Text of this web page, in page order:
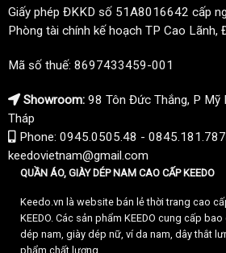
Giấy phép ĐKKD số 51A8016642 cấp
Phòng tài chính kế hoạch TP Cao Lãnh,
Mã số thuế: 8697433459-001
Showroom: 98 Tôn Đức Thắng, P Mỹ
Tháp
Phone: 0945.0505.48 - 0845.181.787
keedovietnam@gmail.com
QUẦN ÁO, GIÀY DÉP NAM CAO CẤP KEEDO
Keedo.vn là website bán lẻ thời trang cao
KEEDO. Các sản phẩm KEEDO cung cấp
dép nam, giày dép nữ, ví da nam, dây thắt
phẩm chất lượng.